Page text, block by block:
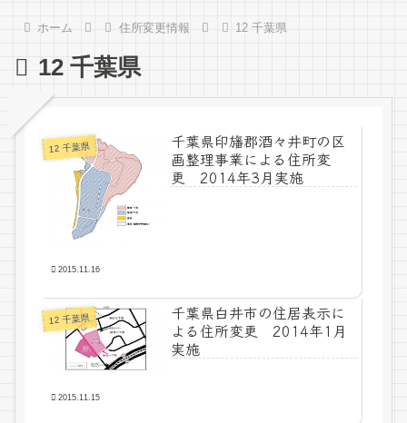
ホーム 住所変更情報 12 千葉県
12 千葉県
12 千葉県
千葉県印旛郡酒々井町の区
画整理事業による住所変
更 2014年3月実施
2015.11.16
12 千葉県
千葉県白井市の住居表示に
よる住所変更 2014年1月
実施
2015.11.15